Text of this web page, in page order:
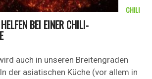
BEI EINER CHILI-
auch in unseren Breitengraden
der asiatischen Küche (vor allem in
CHILI